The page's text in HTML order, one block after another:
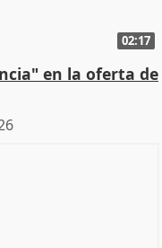
02:17
en la oferta de